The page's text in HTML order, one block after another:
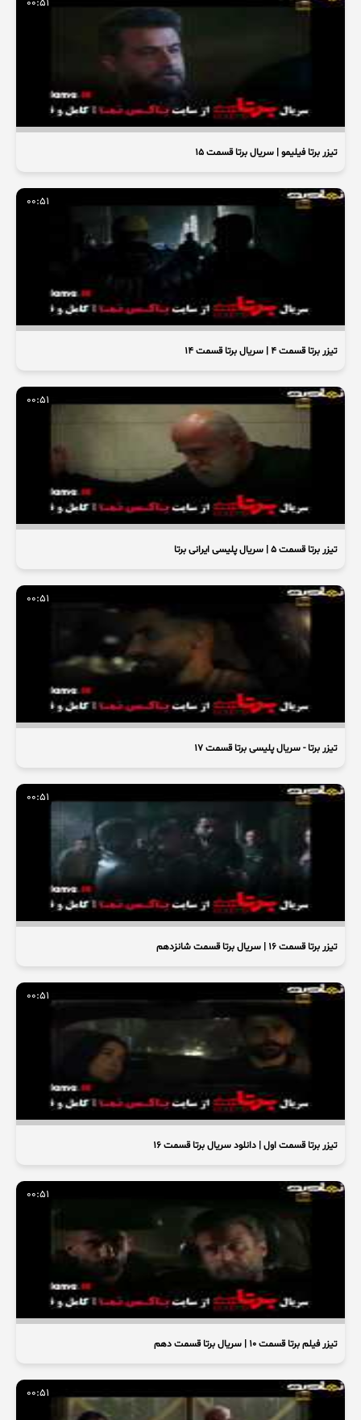
00:51
تیزر برتا فیلیمو | سریال برتا قسمت ۱۵
00:51
تیزر برتا قسمت ۴ | سریال برتا قسمت ۱۴
00:51
تیزر برتا قسمت ۵ | سریال پلیسی ایرانی برتا
00:51
تیزر برتا - سریال پلیسی برتا قسمت ۱۷
00:51
تیزر برتا قسمت ۱۶ | سریال برتا قسمت شانزدهم
00:51
تیزر برتا قسمت اول | دانلود سریال برتا قسمت ۱۶
00:51
تیزر فیلم برتا قسمت ۱۰ | سریال برتا قسمت دهم
00:51